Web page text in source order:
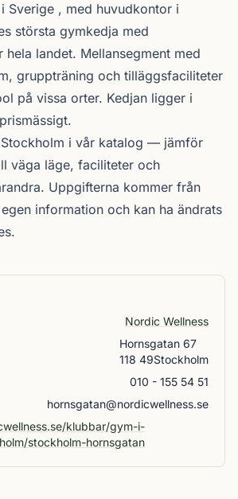
Sverige , med huvudkontor i
största gymkedja med
hela landet. Mellansegment med
gruppträning och tilläggsfaciliteter
på vissa orter. Kedjan ligger i
i vår katalog — jämför
väga läge, faciliteter och
Uppgifterna kommer från
information och kan ha ändrats
Nordic Wellness
Hornsgatan 67
118 49Stockholm
010 - 155 54 51
hornsgatan@nordicwellness.se
klubbar/gym-i-
stockholm-hornsgatan